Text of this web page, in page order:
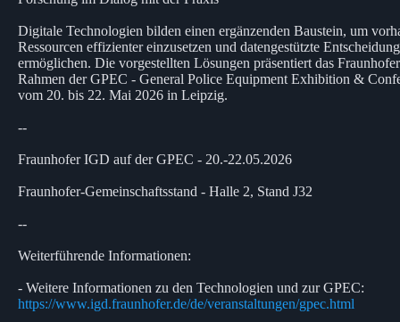
Digitale Technologien bilden einen ergänzenden Baustein, um
Ressourcen effizienter einzusetzen und datengestützte
ermöglichen. Die vorgestellten Lösungen präsentiert das
Rahmen der GPEC - General Police Equipment Exhibition &
vom 20. bis 22. Mai 2026 in Leipzig.
--
Fraunhofer IGD auf der GPEC - 20.-22.05.2026
Fraunhofer-Gemeinschaftsstand - Halle 2, Stand J32
--
Weiterführende Informationen:
- Weitere Informationen zu den Technologien und zur GPEC:
https://www.igd.fraunhofer.de/de/veranstaltungen/gpec.html